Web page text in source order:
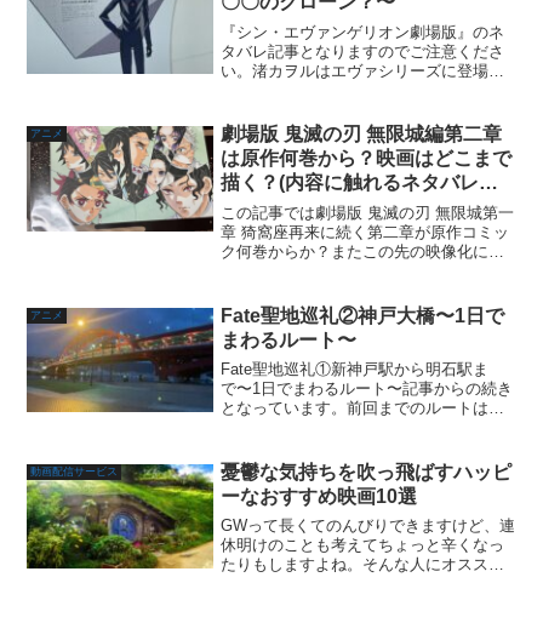
『シン・エヴァンゲリオン劇場版』のネ
タバレ記事となりますのでご注意くださ
い。渚カヲルはエヴァシリーズに登場す
気で人気のカヲルの正体は何だったのか
考察していきます。シン...
アニメ
劇場版 鬼滅の刃 無限城編第二章
は原作何巻から？映画はどこまで
描く？(内容に触れるネタバレ無
し)
この記事では劇場版 鬼滅の刃 無限城第一
章 猗窩座再来に続く第二章が原作コミッ
ク何巻からか？またこの先の映像化につ
はありませんが、構成としてのネタバレ
はありますのでご了...
アニメ
Fate聖地巡礼②神戸大橋〜1日で
まわるルート〜
Fate聖地巡礼①新神戸駅から明石駅ま
で〜1日でまわるルート〜記事からの続き
となっています。前回までのルートは約2
れる場所は夕方から夜を目指して行くの
をオススメします...
動画配信サービス
憂鬱な気持ちを吹っ飛ばすハッピ
ーなおすすめ映画10選
GWって長くてのんびりできますけど、連
休明けのことも考えてちょっと辛くなっ
たりもしますよね。そんな人にオススメ